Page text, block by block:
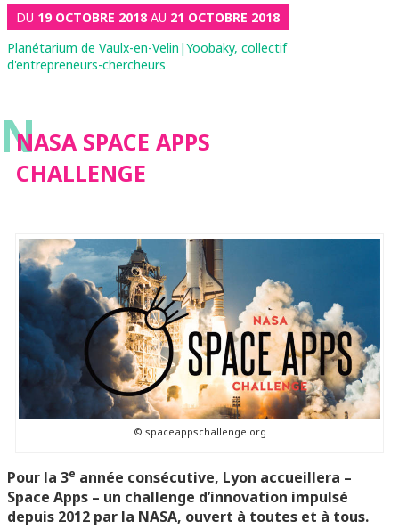
DU 19 OCTOBRE 2018AU 21 OCTOBRE 2018
Planétarium de Vaulx-en-Velin|Yoobaky, collectif
d'entrepreneurs-chercheurs
N
NASA SPACE APPS
CHALLENGE
© spaceappschallenge.org
Pour la 3e année consécutive, Lyon accueillera –
Space Apps – un challenge d’innovation impulsé
depuis 2012 par la NASA, ouvert à toutes et à tous.